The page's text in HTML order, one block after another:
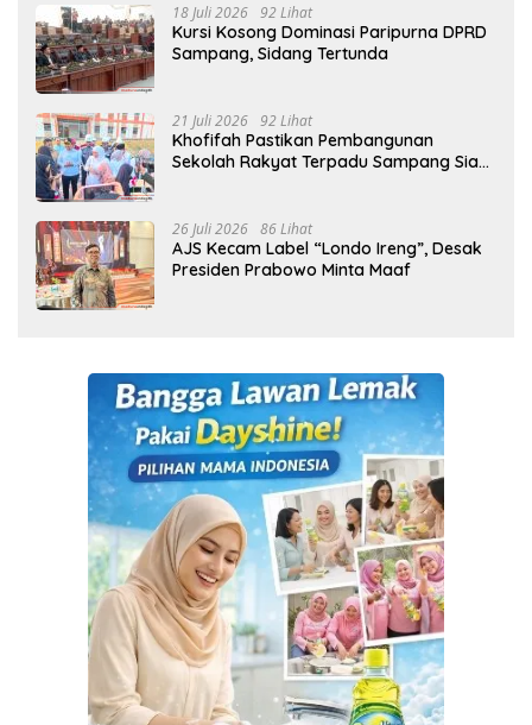
18 Juli 2026 92 Lihat
Kursi Kosong Dominasi Paripurna DPRD
Sampang, Sidang Tertunda
21 Juli 2026 92 Lihat
Khofifah Pastikan Pembangunan
Sekolah Rakyat Terpadu Sampang Siap
26 Juli 2026 86 Lihat
AJS Kecam Label “Londo Ireng”, Desak
Presiden Prabowo Minta Maaf